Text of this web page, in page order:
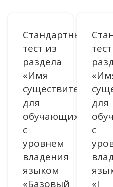
Стандартный
тест из
раздела
«Имя
существительное»
для
обучающихся
с
уровнем
владения
языком
«Базовый
для
с
«I